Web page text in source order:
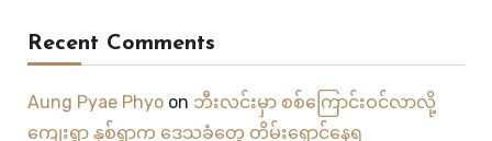
Recent Comments
Aung Pyae Phyoon ဘီးလင်းမှာ စစ်ကြောင်းဝင်လာလို့
ကျေးရွာ နှစ်ရွာက ဒေသခံတွေ တိမ်းရှောင်နေရ